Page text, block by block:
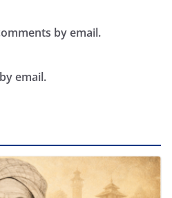
by email.
email.